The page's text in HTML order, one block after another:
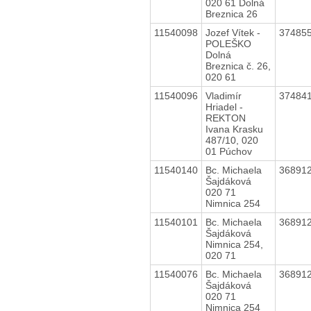
020 61 Dolná
Breznica 26
11540098
Jozef Vítek -
POLEŠKO
Dolná
Breznica č. 26,
020 61
11540096
Vladimír
Hriadel -
REKTON
Ivana Krasku
487/10, 020
01 Púchov
11540140
Bc. Michaela
Šajdáková
020 71
Nimnica 254
11540101
Bc. Michaela
Šajdáková
Nimnica 254,
020 71
11540076
Bc. Michaela
Šajdáková
020 71
Nimnica 254